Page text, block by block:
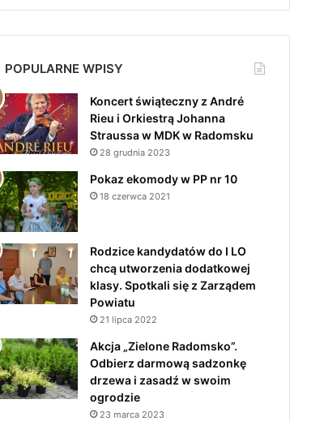
POPULARNE WPISY
Koncert świąteczny z André
Rieu i Orkiestrą Johanna
Straussa w MDK w Radomsku
28 grudnia 2023
Pokaz ekomody w PP nr 10
18 czerwca 2021
Rodzice kandydatów do I LO
chcą utworzenia dodatkowej
klasy. Spotkali się z Zarządem
Powiatu
21 lipca 2022
Akcja „Zielone Radomsko”.
Odbierz darmową sadzonkę
drzewa i zasadź w swoim
ogrodzie
23 marca 2023